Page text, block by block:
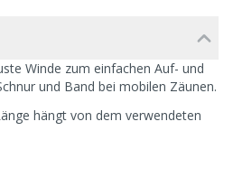
Winde zum einfachen Auf- und
und Band bei mobilen Zäunen.
hängt von dem verwendeten